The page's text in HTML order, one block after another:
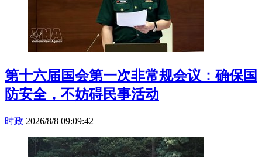
第十六届国会第一次非常规会议：确保国
防安全，不妨碍民事活动
时政 2026/8/8 09:09:42